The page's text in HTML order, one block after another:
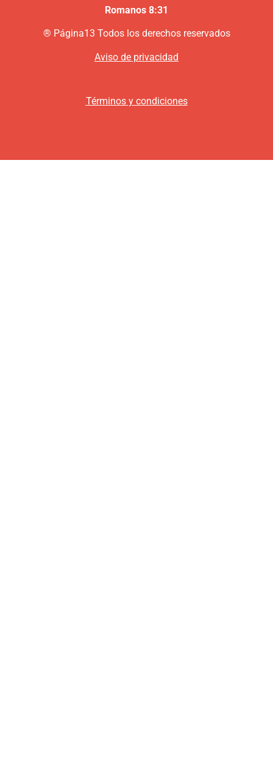
Romanos 8:31
® Página13 Todos los derechos reservados
Aviso de privacidad
Términos y condiciones